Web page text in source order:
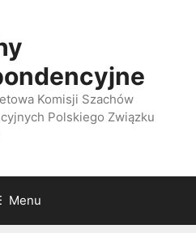
Komisji Szachów
Polskiego Związku
Menu